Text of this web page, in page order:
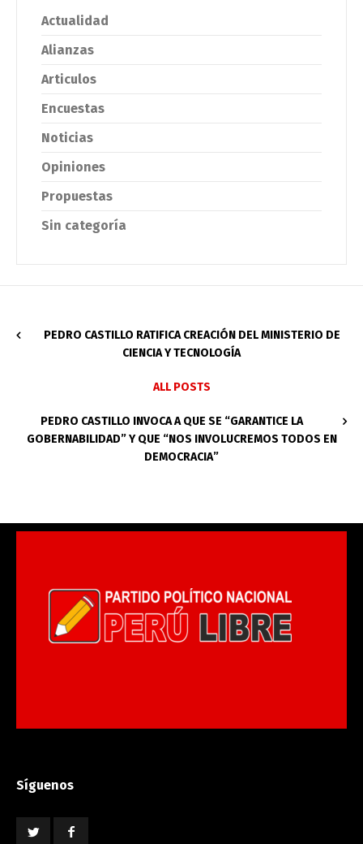
Actualidad
Alianzas
Articulos
Encuestas
Noticias
Opiniones
Propuestas
Sin categoría
PEDRO CASTILLO RATIFICA CREACIÓN DEL MINISTERIO DE
CIENCIA Y TECNOLOGÍA
ALL POSTS
PEDRO CASTILLO INVOCA A QUE SE “GARANTICE LA
GOBERNABILIDAD” Y QUE “NOS INVOLUCREMOS TODOS EN
DEMOCRACIA”
Síguenos